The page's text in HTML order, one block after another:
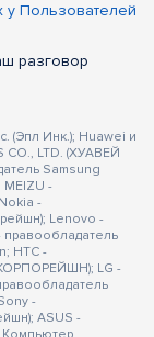
у Пользователей
разговор
(Эпл Инк.); Huawei и
CO., LTD. (ХУАВЕЙ
Samsung
MEIZU -
-
Lenovo -
правообладатель
HTC -
КОРПОРЕЙШН); LG -
-
ASUS -